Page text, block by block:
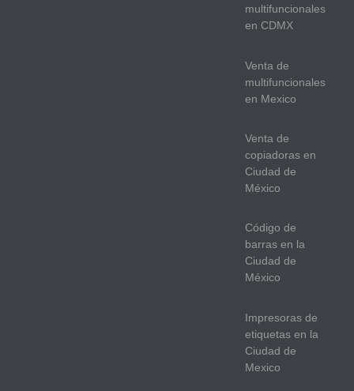
multifuncionales
en CDMX
Venta de
multifuncionales
en Mexico
Venta de
copiadoras en
Ciudad de
México
Código de
barras en la
Ciudad de
México
Impresoras de
etiquetas en la
Ciudad de
Mexico